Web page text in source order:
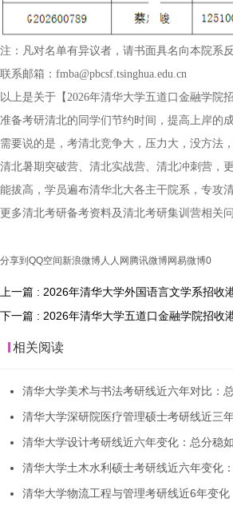
注：凡对名单有异议者，请书面具名向本院系反
联系邮箱：fmba@pbcsf.tsinghua.edu.cn
以上是关于【2026年清华大学五道口金融学
准备考研清北的同学们节约时间，提高上岸的成
需要说的是，考清北竞争大，压力大，没方法
清北暑期突破营、清北实战营、清北冲刺营，
能拔高，学员遍布清华北大各主干院系，专攻清
更多清北考研备考资料及清北考研集训营相关
分享到 QQ空间 新浪微博人人网 腾讯微博网易微博0
上一篇 : 2026年清华大学外国语言文学系招收
下一篇 : 2026年清华大学五道口金融学院招收
相关阅读
清华大学美术与书法考研线近六年对比：
清华大学深研院医疗管理硕士考研线近三
清华大学设计考研线近六年变化：总分稳
清华大学土木水利硕士考研线近六年变化
清华大学物流工程与管理考研线近6年变化